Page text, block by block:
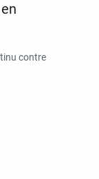
contre